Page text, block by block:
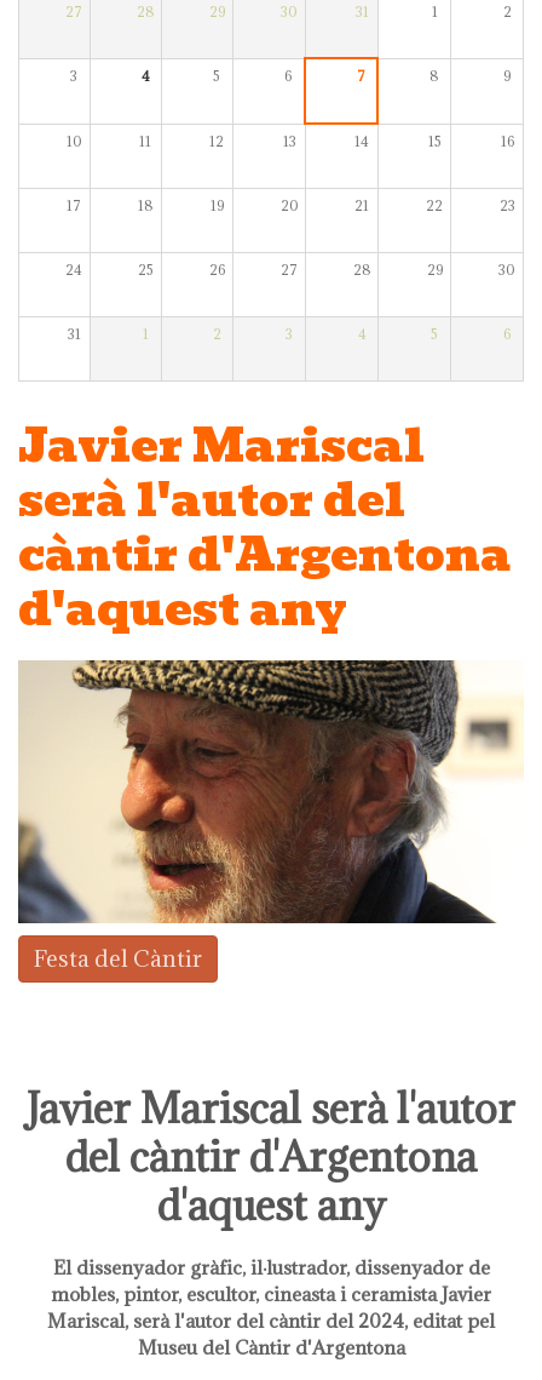
27 28 29 30 31 1 2
3 4 5 6 7 8 9
10 11 12 13 14 15 16
17 18 19 20 21 22 23
24 25 26 27 28 29 30
31 1 2 3 4 5 6
Javier Mariscal
serà l'autor del
càntir d'Argentona
d'aquest any
Festa del Càntir
Javier Mariscal serà l'autor
del càntir d'Argentona
d'aquest any
El dissenyador gràfic, il·lustrador, dissenyador de
mobles, pintor, escultor, cineasta i ceramista Javier
Mariscal, serà l'autor del càntir del 2024, editat pel
Museu del Càntir d'Argentona